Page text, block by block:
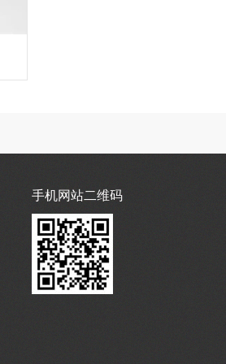
手机网站二维码